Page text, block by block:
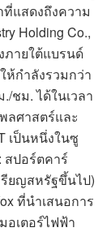
ที่แสดงถึงความ
Holding Co.,
ภายใต้แบรนด์
ห้กำลังรวมกว่า
ชม. ได้ในเวลา
ลศาสตร์และ
เป็นหนึ่งในซู
สปอร์ตคาร์
ยญสหรัฐขึ้นไป)
ที่นำเสนอการ
อเตอร์ไฟฟ้า